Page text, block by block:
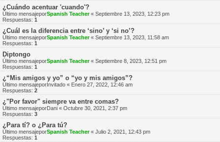
¿Cuándo acentuar 'cuando'?
Último mensajeporSpanish Teacher« Septiembre 13, 2023, 12:23 pm
Respuestas: 1
¿Cuál es la diferencia entre ‘sino’ y ‘si no’?
Último mensajeporSpanish Teacher« Septiembre 13, 2023, 11:58 am
Respuestas: 1
Diptongo
Último mensajeporSpanish Teacher« Septiembre 8, 2023, 12:51 pm
Respuestas: 1
¿“Mis amigos y yo” o “yo y mis amigos”?
Último mensajeporInvitado « Enero 27, 2022, 12:46 am
Respuestas: 2
¿"Por favor" siempre va entre comas?
Último mensajeporDani « Octubre 30, 2021, 2:37 pm
Respuestas: 3
¿Para tí? o ¿Para tú?
Último mensajeporSpanish Teacher« Julio 2, 2021, 12:43 pm
Respuestas: 1